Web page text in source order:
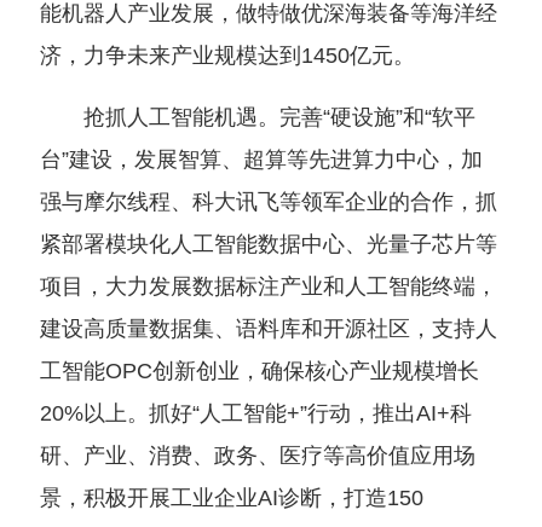
能机器人产业发展，做特做优深海装备等海洋经
济，力争未来产业规模达到1450亿元。
抢抓人工智能机遇。完善“硬设施”和“软平
台”建设，发展智算、超算等先进算力中心，加
强与摩尔线程、科大讯飞等领军企业的合作，抓
紧部署模块化人工智能数据中心、光量子芯片等
项目，大力发展数据标注产业和人工智能终端，
建设高质量数据集、语料库和开源社区，支持人
工智能OPC创新创业，确保核心产业规模增长
20%以上。抓好“人工智能+”行动，推出AI+科
研、产业、消费、政务、医疗等高价值应用场
景，积极开展工业企业AI诊断，打造150